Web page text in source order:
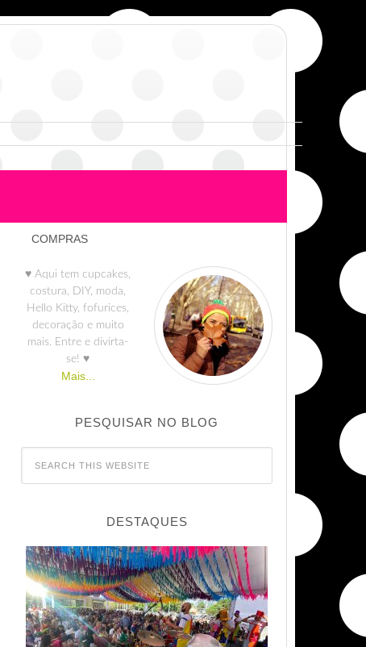
COMPRAS
♥ Aqui tem cupcakes,
costura, DIY, moda,
Hello Kitty, fofurices,
decoração e muito
mais. Entre e divirta-
se! ♥
Mais...
PESQUISAR NO BLOG
DESTAQUES